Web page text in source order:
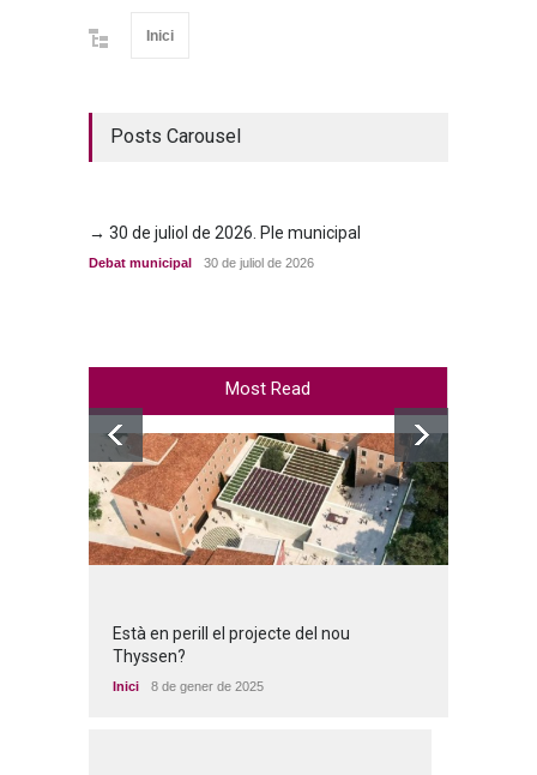
Inici
Posts Carousel
→ 30 de juliol de 2026. Ple municipal
Debat municipal 30 de juliol de 2026
Most Read
Està en perill el projecte del nou
Thyssen?
Inici 8 de gener de 2025